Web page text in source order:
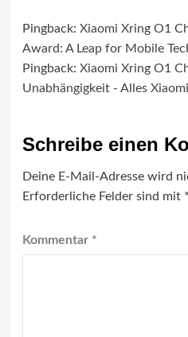
Pingback: Xiaomi Xring O1
Award: A Leap for Mobile
Pingback: Xiaomi Xring O1
Unabhängigkeit - Alles Xiaomi
Schreibe einen
Deine E-Mail-Adresse wird
Erforderliche Felder sind mit *
Kommentar *